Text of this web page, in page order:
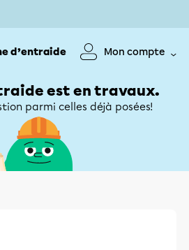
d’entraide Mon compte
est en travaux.
parmi celles déjà posées!